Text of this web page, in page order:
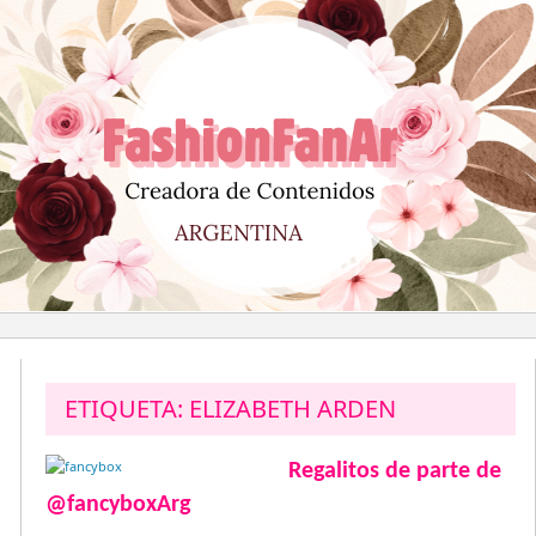
al
contenido
ETIQUETA: ELIZABETH ARDEN
Regalitos de parte de
@fancyboxArg